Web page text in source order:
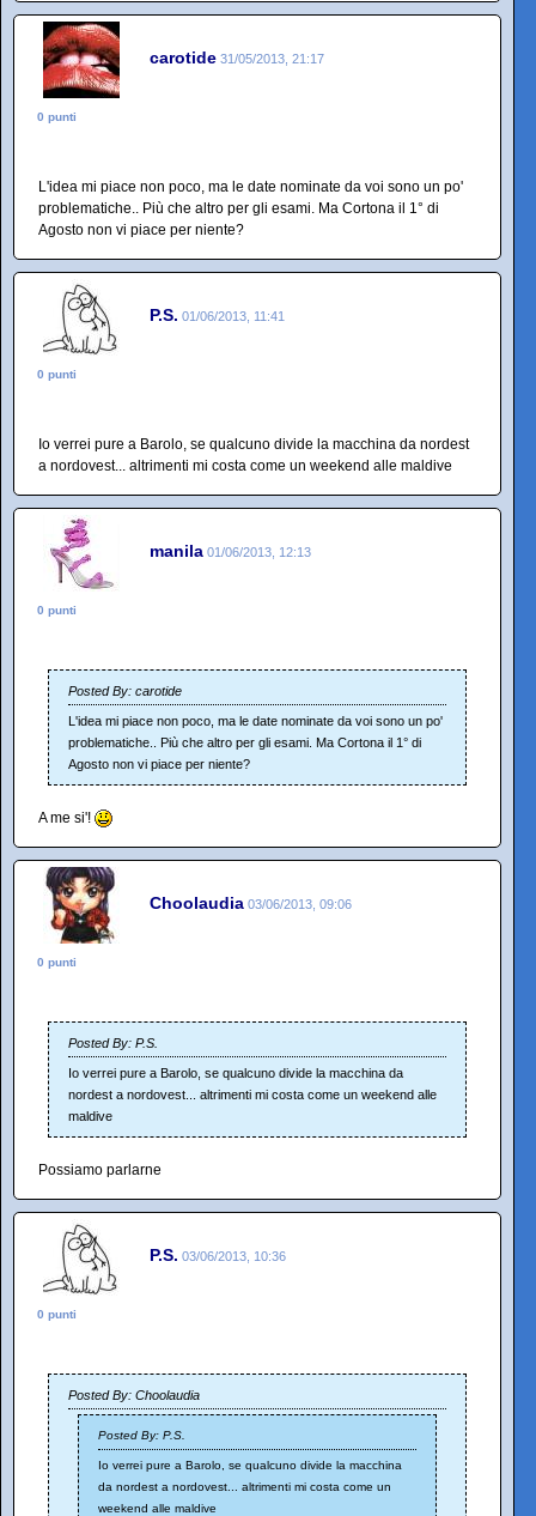
carotide 31/05/2013, 21:17
0 punti
L'idea mi piace non poco, ma le date nominate da voi sono un po'
problematiche.. Più che altro per gli esami. Ma Cortona il 1° di
Agosto non vi piace per niente?
P.S. 01/06/2013, 11:41
0 punti
Io verrei pure a Barolo, se qualcuno divide la macchina da nordest
a nordovest... altrimenti mi costa come un weekend alle maldive
manila 01/06/2013, 12:13
0 punti
Posted By: carotide
L'idea mi piace non poco, ma le date nominate da voi sono un po'
problematiche.. Più che altro per gli esami. Ma Cortona il 1° di
Agosto non vi piace per niente?
A me si'!
Choolaudia 03/06/2013, 09:06
0 punti
Posted By: P.S.
Io verrei pure a Barolo, se qualcuno divide la macchina da
nordest a nordovest... altrimenti mi costa come un weekend alle
maldive
Possiamo parlarne
P.S. 03/06/2013, 10:36
0 punti
Posted By: Choolaudia
Posted By: P.S.
Io verrei pure a Barolo, se qualcuno divide la macchina
da nordest a nordovest... altrimenti mi costa come un
weekend alle maldive